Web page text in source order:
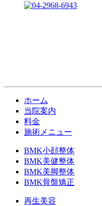
ホーム
当院案内
料金
施術メニュー
BMK小顔整体
BMK美健整体
BMK美脚整体
BMK骨盤矯正
再生美容